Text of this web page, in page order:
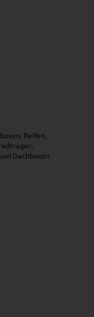
Reifen,
Dachboxen